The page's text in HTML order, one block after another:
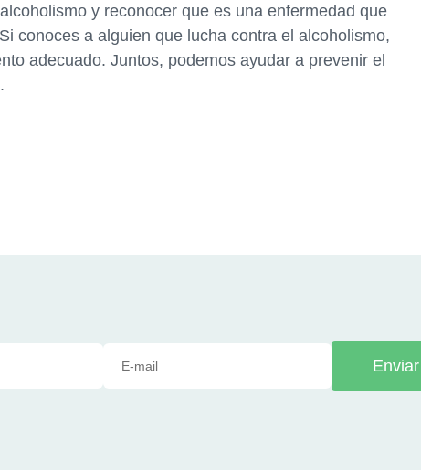
y reconocer que es una enfermedad que
conoces a alguien que lucha contra el alcoholismo,
adecuado. Juntos, podemos ayudar a prevenir el
Enviar